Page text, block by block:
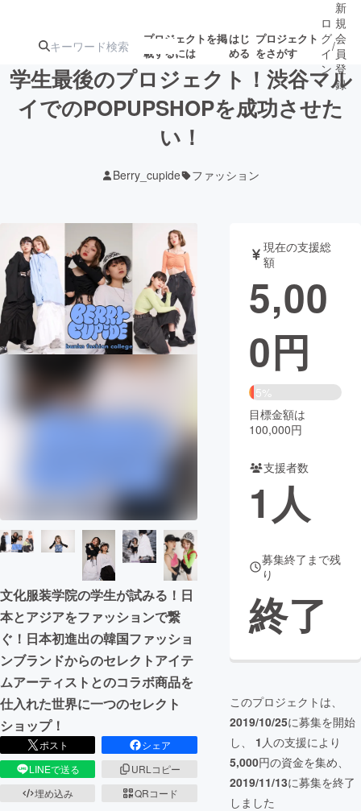
プロジェクトを掲
載するには
はじ
める
プロジェクト
をさがす
注目の新着プロ
テクノロジー・ガジェット
映像・映画 書籍・雑誌
ビジネス・起業 チャレンジ
まちづくり・地域活性化
CAMPFIRE for Social Good CAMPFIRE Creation
コミュニティ
ロ
グ
イ
ン
/
新
規
会
員
登
録
学生最後のプロジェクト！渋谷マル
イでのPOPUPSHOPを成功させた
い！
Berry_cupide ファッション
文化服装学院の学生が試みる！日
本とアジアをファッションで繋
ぐ！日本初進出の韓国ファッショ
ンブランドからのセレクトアイテ
ムアーティストとのコラボ商品を
仕入れた世界に一つのセレクト
ショップ！
ポスト
シェア
LINEで送る
URLコピー
埋め込み
QRコード
現在の支援総
額
5,00
0円
5%
目標金額は
100,000円
支援者数
1人
募集終了まで残
り
終了
このプロジェクトは、
2019/10/25に募集を開始
し、 1 人の支援により
5,000円の資金を集め、
2019/11/13に募集を終了
しました